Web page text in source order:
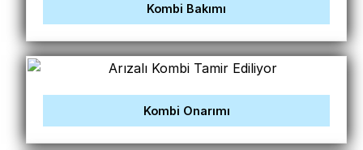
Kombi Bakımı
Kombi Onarımı